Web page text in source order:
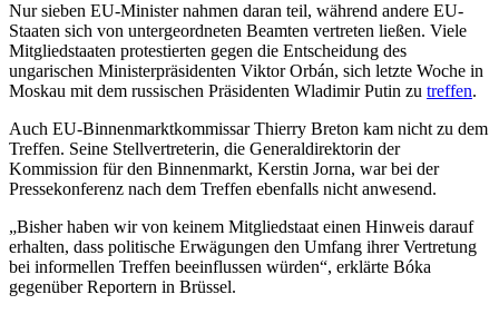
Nur sieben EU-Minister nahmen daran teil, während andere EU-
Staaten sich von untergeordneten Beamten vertreten ließen. Viele
Mitgliedstaaten protestierten gegen die Entscheidung des
ungarischen Ministerpräsidenten Viktor Orbán, sich letzte Woche in
Moskau mit dem russischen Präsidenten Wladimir Putin zu treffen.
Auch EU-Binnenmarktkommissar Thierry Breton kam nicht zu dem
Treffen. Seine Stellvertreterin, die Generaldirektorin der
Kommission für den Binnenmarkt, Kerstin Jorna, war bei der
Pressekonferenz nach dem Treffen ebenfalls nicht anwesend.
„Bisher haben wir von keinem Mitgliedstaat einen Hinweis darauf
erhalten, dass politische Erwägungen den Umfang ihrer Vertretung
bei informellen Treffen beeinflussen würden“, erklärte Bóka
gegenüber Reportern in Brüssel.